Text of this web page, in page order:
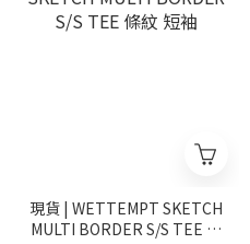
現貨 | WETTEMPT SKETCH
MULTI BORDER S/S TEE 條